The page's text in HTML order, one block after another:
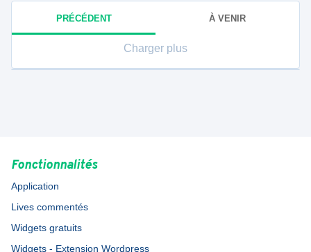
PRÉCÉDENT À VENIR
Charger plus
Fonctionnalités
Application
Lives commentés
Widgets gratuits
Widgets - Extension Wordpress